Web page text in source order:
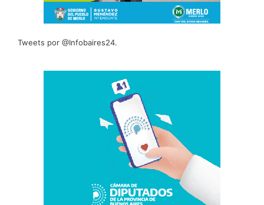
Tweets por @Infobaires24.